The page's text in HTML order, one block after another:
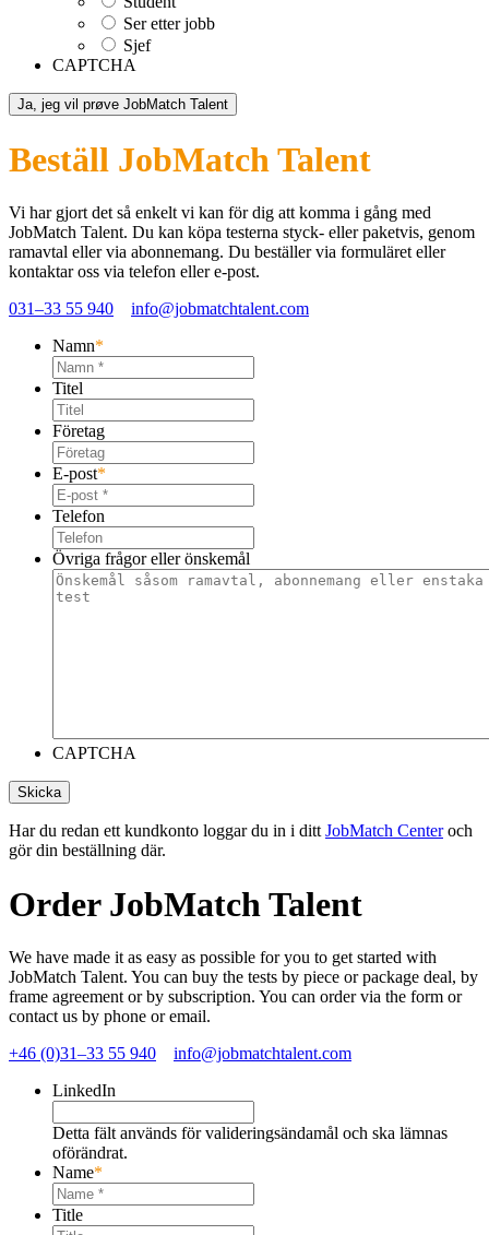
Ser etter jobb
Sjef
CAPTCHA
Beställ JobMatch Talent
Vi har gjort det så enkelt vi kan för dig att komma i gång med
JobMatch Talent. Du kan köpa testerna styck- eller paketvis, genom
ramavtal eller via abonnemang. Du beställer via formuläret eller
kontaktar oss via telefon eller e-post.
031–33 55 940
info@jobmatchtalent.com
Namn*
Titel
Företag
E-post*
Telefon
Övriga frågor eller önskemål
CAPTCHA
Har du redan ett kundkonto loggar du in i ditt JobMatch Centeroch
gör din beställning där.
Order JobMatch Talent
We have made it as easy as possible for you to get started with
JobMatch Talent. You can buy the tests by piece or package deal, by
frame agreement or by subscription. You can order via the form or
contact us by phone or email.
+46 (0)31–33 55 940
info@jobmatchtalent.com
LinkedIn
Detta fält används för valideringsändamål och ska lämnas
oförändrat.
Name*
Title